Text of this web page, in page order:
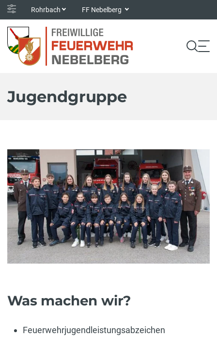
Rohrbach FF Nebelberg
Jugendgruppe
Was machen wir?
Feuerwehrjugendleistungsabzeichen